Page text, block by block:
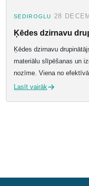
SEDIROGLU 28
Ķēdes dzirnavu
Ķēdes dzirnavu
materiālu slīpēšanas un
nozīme. Viena no
Lasīt vairāk